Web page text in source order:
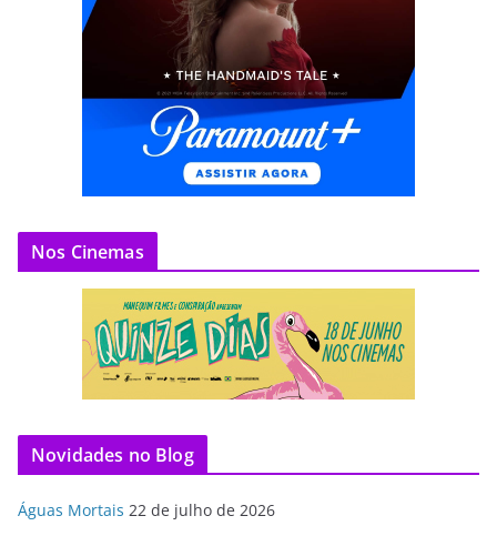
Nos Cinemas
Novidades no Blog
Águas Mortais 22 de julho de 2026